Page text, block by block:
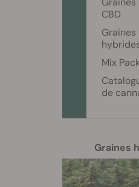
CBD
Mix
de
Graines